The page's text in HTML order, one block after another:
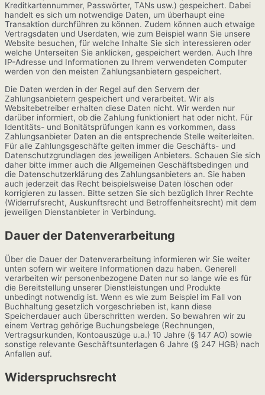
Kreditkartennummer, Passwörter, TANs usw.) gespeichert. Dabei
handelt es sich um notwendige Daten, um überhaupt eine
Transaktion durchführen zu können. Zudem können auch etwaige
Vertragsdaten und Userdaten, wie zum Beispiel wann Sie unsere
Website besuchen, für welche Inhalte Sie sich interessieren oder
welche Unterseiten Sie anklicken, gespeichert werden. Auch Ihre
IP-Adresse und Informationen zu Ihrem verwendeten Computer
werden von den meisten Zahlungsanbietern gespeichert.
Die Daten werden in der Regel auf den Servern der
Zahlungsanbietern gespeichert und verarbeitet. Wir als
Websitebetreiber erhalten diese Daten nicht. Wir werden nur
darüber informiert, ob die Zahlung funktioniert hat oder nicht. Für
Identitäts- und Bonitätsprüfungen kann es vorkommen, dass
Zahlungsanbieter Daten an die entsprechende Stelle weiterleiten.
Für alle Zahlungsgeschäfte gelten immer die Geschäfts- und
Datenschutzgrundlagen des jeweiligen Anbieters. Schauen Sie sich
daher bitte immer auch die Allgemeinen Geschäftsbedingen und
die Datenschutzerklärung des Zahlungsanbieters an. Sie haben
auch jederzeit das Recht beispielsweise Daten löschen oder
korrigieren zu lassen. Bitte setzen Sie sich bezüglich Ihrer Rechte
(Widerrufsrecht, Auskunftsrecht und Betroffenheitsrecht) mit dem
jeweiligen Dienstanbieter in Verbindung.
Dauer der Datenverarbeitung
Über die Dauer der Datenverarbeitung informieren wir Sie weiter
unten sofern wir weitere Informationen dazu haben. Generell
verarbeiten wir personenbezogene Daten nur so lange wie es für
die Bereitstellung unserer Dienstleistungen und Produkte
unbedingt notwendig ist. Wenn es wie zum Beispiel im Fall von
Buchhaltung gesetzlich vorgeschrieben ist, kann diese
Speicherdauer auch überschritten werden. So bewahren wir zu
einem Vertrag gehörige Buchungsbelege (Rechnungen,
Vertragsurkunden, Kontoauszüge u.a.) 10 Jahre (§ 147 AO) sowie
sonstige relevante Geschäftsunterlagen 6 Jahre (§ 247 HGB) nach
Anfallen auf.
Widerspruchsrecht